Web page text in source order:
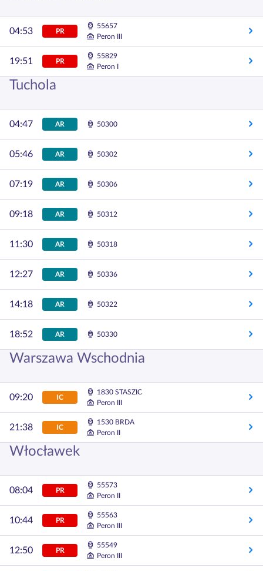
04:53 PR
55657
Peron III
19:51 PR
55829
Peron I
Tuchola
04:47 AR 50300
05:46 AR 50302
07:19 AR 50306
09:18 AR 50312
11:30 AR 50318
12:27 AR 50336
14:18 AR 50322
18:52 AR 50330
Warszawa Wschodnia
09:20 IC
1830 STASZIC
Peron III
21:38 IC
1530 BRDA
Peron II
Włocławek
08:04 PR
55573
Peron II
10:44 PR
55563
Peron III
12:50 PR
55549
Peron III